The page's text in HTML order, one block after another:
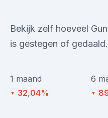
Bekijk zelf hoeveel
is gestegen of gedaald.
1 maand
▼ 32,04%
6
▼